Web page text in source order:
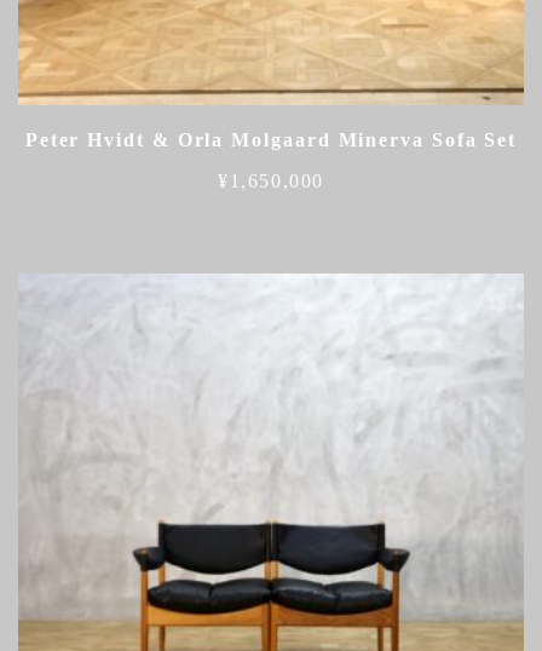
Peter Hvidt & Orla Molgaard Minerva Sofa Set
¥ 1,650,000